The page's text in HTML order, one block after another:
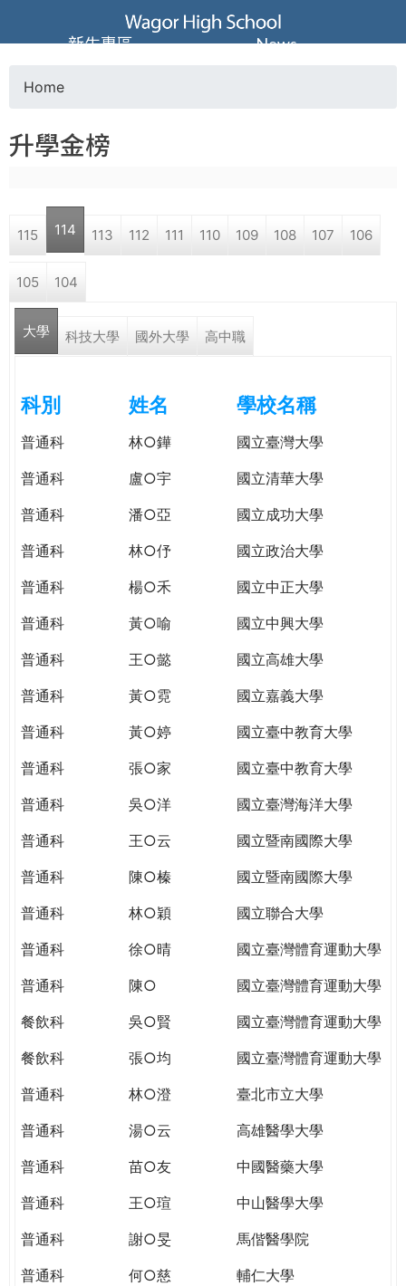
Jump to navigation
葳
格
高
學
格。
WAGOR
TODAY
THE
WORLD
PUTTING
YOU
THE
CITIZENSHIP
o
a
r
e
e
r
e
Home
升學金榜
115 114 113 112 111 110 109 108 107 106
105 104
大學 科技大學 國外大學 高中職
科別 姓名 學校名稱
普通科 林○鏵
國立臺灣大學
普通科
盧○宇
國立清華大學
普通科
潘○亞
國立成功大學
普通科
林○伃
國立政治大學
普通科
楊○禾
國立中正大學
普通科
黃○喻
國立中興大學
普通科
王○懿
國立高雄大學
普通科
黃○霓
國立嘉義大學
普通科
黃○婷
國立臺中教育大學
普通科
張○家
國立臺中教育大學
普通科
吳○洋
國立臺灣海洋大學
普通科
王○云
國立暨南國際大學
普通科
陳○榛
國立暨南國際大學
普通科
林○穎
國立聯合大學
普通科
徐○晴
國立臺灣體育運動大學
普通科
陳○
國立臺灣體育運動大學
餐飲科
吳○賢
國立臺灣體育運動大學
餐飲科
張○均
國立臺灣體育運動大學
普通科
林○澄
臺北市立大學
普通科
湯○云
高雄醫學大學
普通科
苗○友
中國醫藥大學
普通科
王○瑄
中山醫學大學
普通科
謝○旻
馬偕醫學院
普通科
何○慈
輔仁大學
新生專區 News